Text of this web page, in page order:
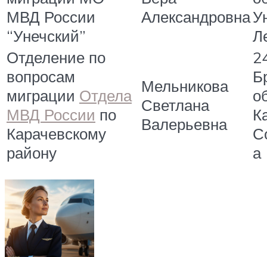
МВД России
“Унечский”
Александровна
Отделение по
вопросам
миграции Отдела
МВД России по
Карачевскому
району
Мельникова
Светлана
Валерьевна
а